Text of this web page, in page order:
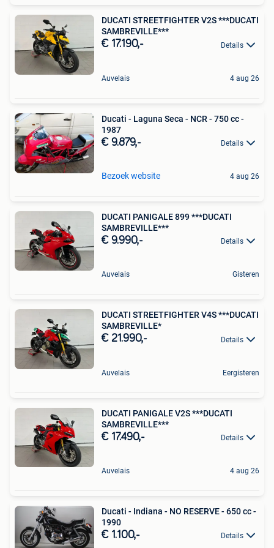
DUCATI STREETFIGHTER V2S ***DUCATI
SAMBREVILLE***
€ 17.190,- Details
Auvelais 4 aug 26
Ducati - Laguna Seca - NCR - 750 cc -
1987
€ 9.879,- Details
Bezoek website 4 aug 26
DUCATI PANIGALE 899 ***DUCATI
SAMBREVILLE***
€ 9.990,- Details
Auvelais Gisteren
DUCATI STREETFIGHTER V4S ***DUCATI
SAMBREVILLE*
€ 21.990,- Details
Auvelais Eergisteren
DUCATI PANIGALE V2S ***DUCATI
SAMBREVILLE***
€ 17.490,- Details
Auvelais 4 aug 26
Ducati - Indiana - NO RESERVE - 650 cc -
1990
€ 1.100,- Details